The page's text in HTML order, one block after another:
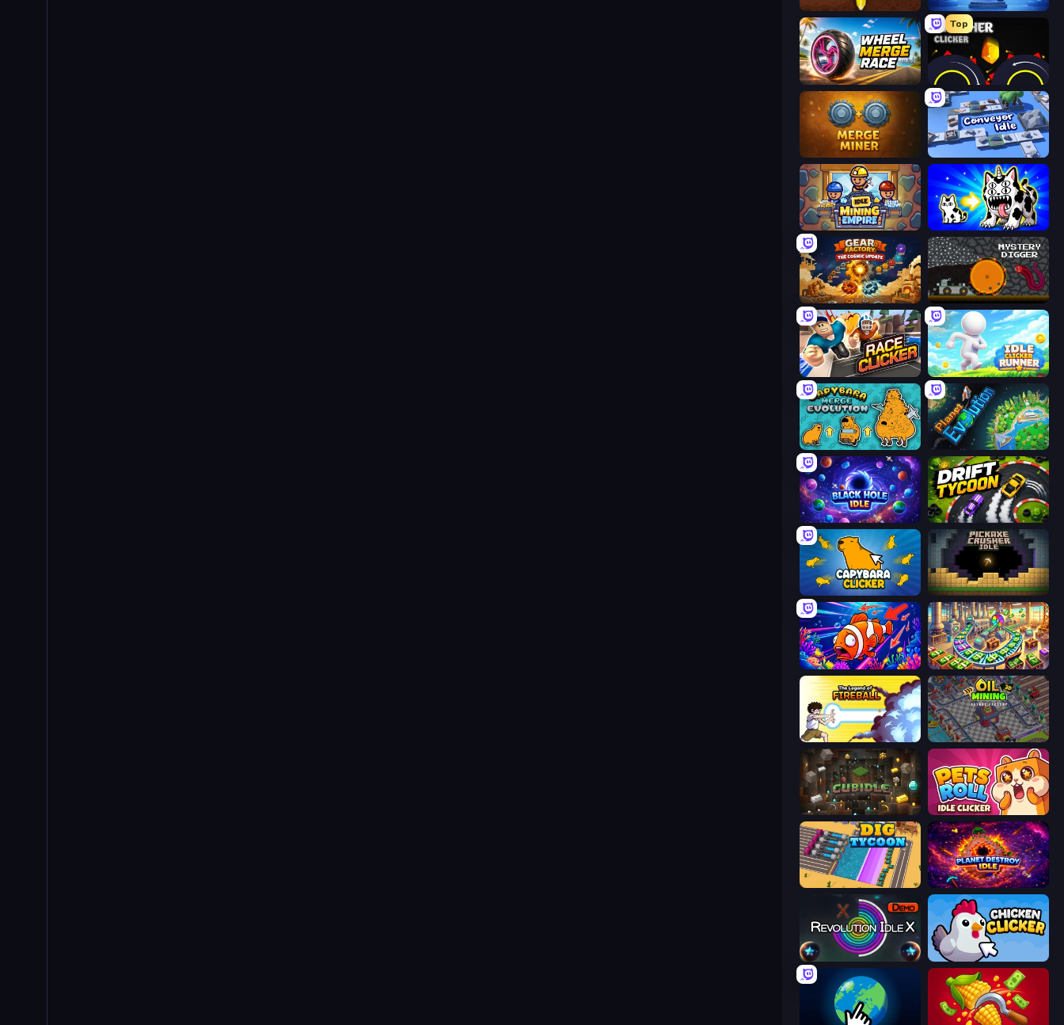
Pen Dig Human Clicker: Grow Organs
Wheel Merge Race
Top
Crusher Clicker
Merge Miner Conveyor Idle
Idle Mining Empire Strange Cats
Gear Factory Mystery Digger
Idle Clicker Runner
Capybara Merge Evolution Planet Evolution: Idle Clicker
Black Hole Idle Drift Tycoon
Capybara Clicker Pickaxe Crusher Idle
Fish Catch Idle Money Factory: Tycoon Idle Game
Legend Of Fireball Oil Mining 3D: Petrol Factory
Cubidle Pets Roll: Idle Clicker
Dig Tycoon Planet Destroy Idle
Revolution Idle X Chicken Clicker